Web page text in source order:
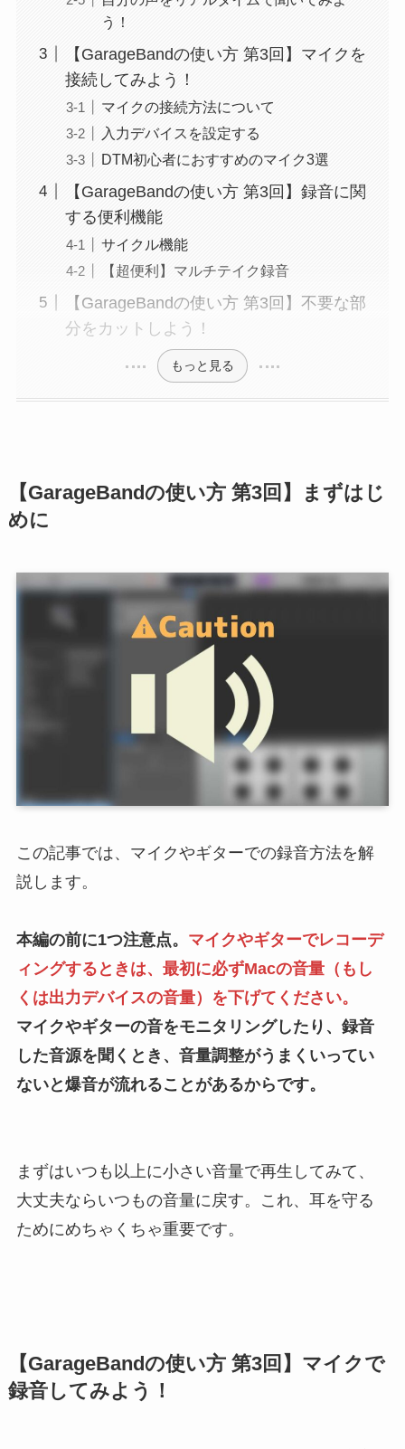
う！
【GarageBandの使い方 第3回】マイクを
接続してみよう！
マイクの接続方法について
入力デバイスを設定する
DTM初心者におすすめのマイク3選
【GarageBandの使い方 第3回】録音に関
する便利機能
サイクル機能
【超便利】マルチテイク録音
【GarageBandの使い方 第3回】不要な部
分をカットしよう！
もっと見る
【GarageBandの使い方 第3回】まずはじ
めに
この記事では、マイクやギターでの録音方法を解
説します。
本編の前に1つ注意点。 マイクやギターでレコーデ
ィングするときは、最初に必ずMacの音量（もし
くは出力デバイスの音量）を下げてください。
マイクやギターの音をモニタリングしたり、録音
した音源を聞くとき、音量調整がうまくいってい
ないと爆音が流れることがあるからです。
まずはいつも以上に小さい音量で再生してみて、
大丈夫ならいつもの音量に戻す。これ、耳を守る
ためにめちゃくちゃ重要です。
【GarageBandの使い方 第3回】マイクで
録音してみよう！